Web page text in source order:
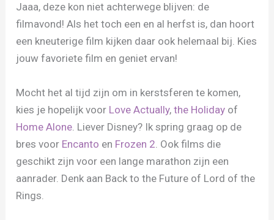
Jaaa, deze kon niet achterwege blijven: de
filmavond! Als het toch een en al herfst is, dan hoort
een kneuterige film kijken daar ook helemaal bij. Kies
jouw favoriete film en geniet ervan!
Mocht het al tijd zijn om in kerstsferen te komen,
kies je hopelijk voor Love Actually,the Holiday of
Home Alone . Liever Disney? Ik spring graag op de
bres voor Encanto en Frozen 2 . Ook films die
geschikt zijn voor een lange marathon zijn een
aanrader. Denk aan Back to the Future of Lord of the
Rings.